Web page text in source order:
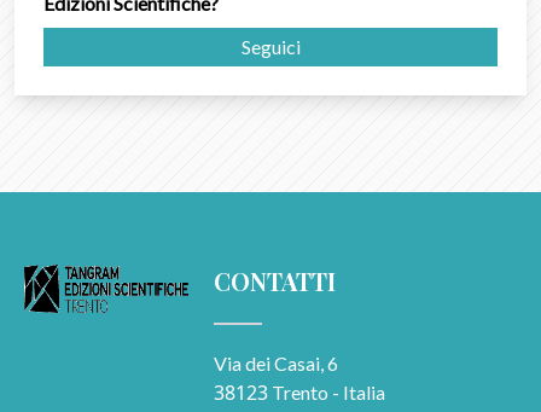
Seguici
CONTATTI
Via dei Casai, 6
38123 Trento - Italia